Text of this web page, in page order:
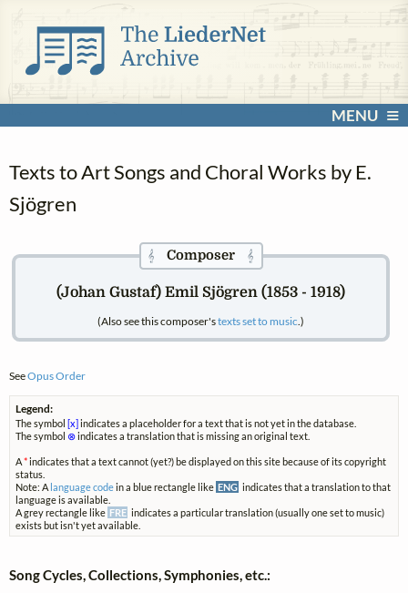
MENU
Texts to Art Songs and Choral Works by E.
Sjögren
𝄞Composer 𝄞
(Johan Gustaf) Emil Sjögren (1853 - 1918)
(Also see this composer'stexts set to music.)
SeeOpus Order
Legend:
The symbol[x]indicates a placeholder for a text that is not yet in the database.
The symbol ⊗indicates a translation that is missing an original text.
A*indicates that a text cannot (yet?) be displayed on this site because of its copyright
status.
Note: A language codein a blue rectangle like ENG indicates that a translation to that
language is available.
A grey rectangle like FRE indicates a particular translation (usually one set to music)
exists but isn't yet available.
Song Cycles, Collections, Symphonies, etc.: